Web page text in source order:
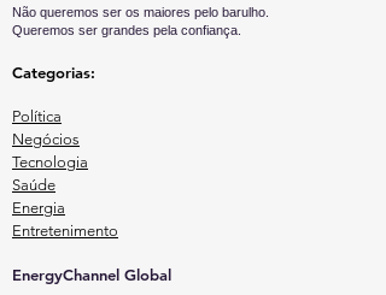
Não queremos ser os maiores pelo barulho.
Queremos ser grandes pela confiança.
Categorias:
Política
Negócios
Tecnologia
Saúde
Energia
Entretenimento
EnergyChannel Global​